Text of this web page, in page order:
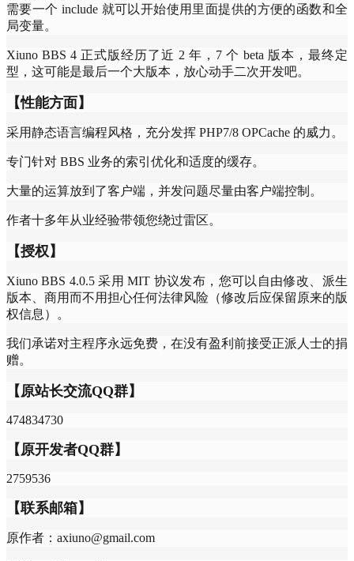
需要一个 include 就可以开始使用里面提供的方便的函数和全
局变量。
Xiuno BBS 4 正式版经历了近 2 年，7 个 beta 版本，最终定
型，这可能是最后一个大版本，放心动手二次开发吧。
【性能方面】
采用静态语言编程风格，充分发挥 PHP7/8 OPCache 的威力。
专门针对 BBS 业务的索引优化和适度的缓存。
大量的运算放到了客户端，并发问题尽量由客户端控制。
作者十多年从业经验带领您绕过雷区。
【授权】
Xiuno BBS 4.0.5 采用 MIT 协议发布，您可以自由修改、派生
版本、商用而不用担心任何法律风险（修改后应保留原来的版
权信息）。
我们承诺对主程序永远免费，在没有盈利前接受正派人士的捐
赠。
【原站长交流QQ群】
474834730
【原开发者QQ群】
2759536
【联系邮箱】
原作者：axiuno@gmail.com